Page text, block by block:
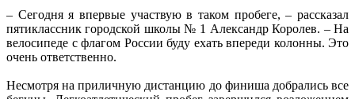
– Сегодня я впервые участвую в таком пробеге, – рассказал
пятиклассник городской школы № 1 Александр Королев. – На
велосипеде с флагом России буду ехать впереди колонны. Это
очень ответственно.
Несмотря на приличную дистанцию до финиша добрались все